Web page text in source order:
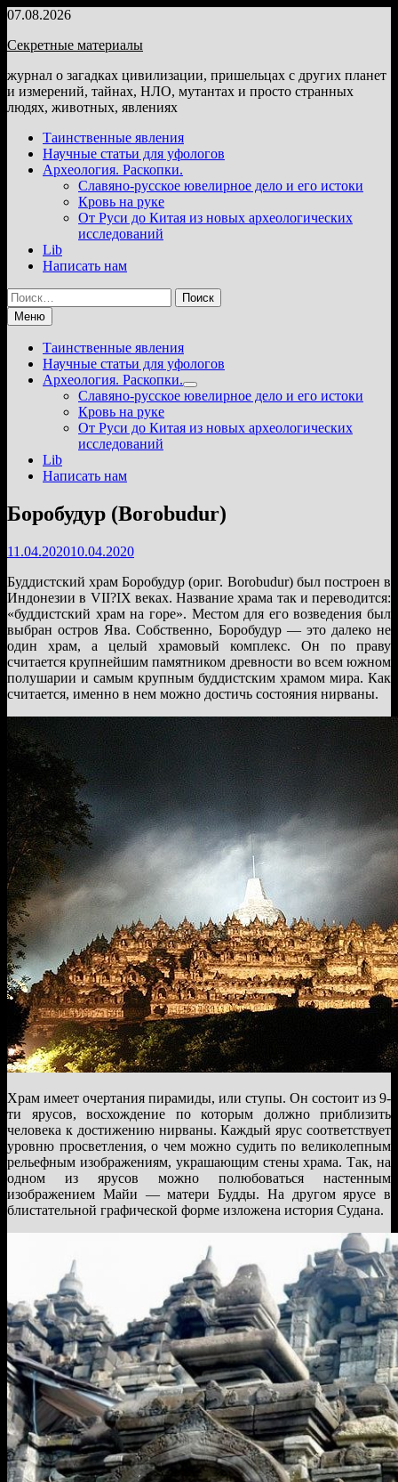
Перейти
содержимому
07.08.2026
Секретные материалы
журнал о загадках цивилизации, пришельцах с других планет
и измерений, тайнах, НЛО, мутантах и просто странных
людях, животных, явлениях
Таинственные явления
Научные статьи для уфологов
Археология. Раскопки.
Славяно-русское ювелирное дело и его истоки
Кровь на руке
От Руси до Китая из новых археологических
исследований
Lib
Написать нам
Найти:
Меню
Таинственные явления
Научные статьи для уфологов
Археология. Раскопки.
Показать
подменю
Славяно-русское ювелирное дело и его истоки
Кровь на руке
От Руси до Китая из новых археологических
исследований
Lib
Написать нам
Боробудур (Borobudur)
11.04.202010.04.2020
Буддистский храм Боробудур (ориг. Borobudur) был построен в
Индонезии в VII?IX веках. Название храма так и переводится:
«буддистский храм на горе». Местом для его возведения был
выбран остров Ява. Собственно, Боробудур — это далеко не
один храм, а целый храмовый комплекс. Он по праву
считается крупнейшим памятником древности во всем южном
полушарии и самым крупным буддистским храмом мира. Как
считается, именно в нем можно достичь состояния нирваны.
Храм имеет очертания пирамиды, или ступы. Он состоит из 9-
ти ярусов, восхождение по которым должно приблизить
человека к достижению нирваны. Каждый ярус соответствует
уровню просветления, о чем можно судить по великолепным
рельефным изображениям, украшающим стены храма. Так, на
одном из ярусов можно полюбоваться настенным
изображением Майи — матери Будды. На другом ярусе в
блистательной графической форме изложена история Судана.